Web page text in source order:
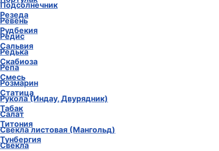
Резеда
Рудбекия
Сальвия
Скабиоза
Смесь
Статица
Табак
Титония
Тунбергия
Подсолнечник
Ревень
Редис
Редька
Репа
Розмарин
Рукола (Индау, Двурядник)
Салат
Свекла листовая (Мангольд)
Свекла